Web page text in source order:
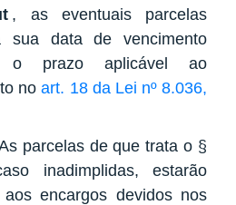
, as eventuais parcelas
sua data de vencimento
o prazo aplicável ao
no art. 18 da Lei nº 8.036,
parcelas de que trata o §
inadimplidas, estarão
encargos devidos nos